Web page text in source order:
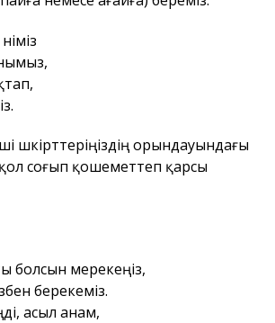
шәкірттеріңіздің орындауындағы
қол соғып қошеметтеп қарсы
болсын мерекеңіз,
берекеміз.
асыл анам,